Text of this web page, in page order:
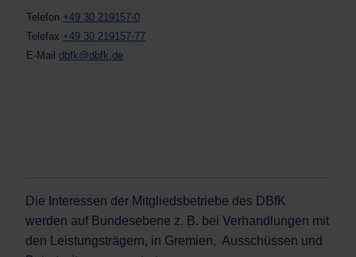
Telefon +49 30 219157-0
Telefax +49 30 219157-77
E-Mail dbfk@dbfk.de
Die Interessen der Mitgliedsbetriebe des DBfK
werden auf Bundesebene z. B. bei Verhandlungen mit
den Leistungsträgern, in Gremien, Ausschüssen und